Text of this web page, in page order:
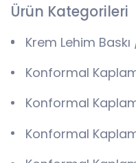
Ürün Kategorileri
Krem Lehim
Konformal
Konformal
Konformal